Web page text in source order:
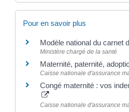
Pour en savoir plus
Modèle national du carnet
Ministère chargé de la santé
Maternité, paternité,
Caisse nationale d'assurance
Congé maternité : vos
Caisse nationale d'assurance